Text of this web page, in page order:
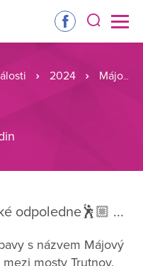
2024 Májový rej 2024
odpoledne🕺🏼 ...
s názvem Májový
mosty Trutnov,